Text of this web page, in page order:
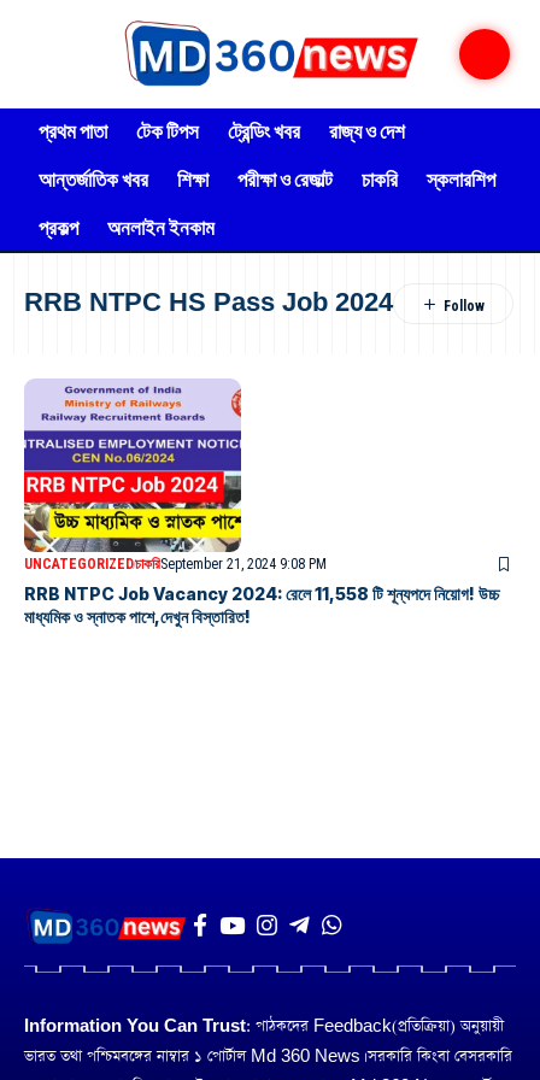
প্রথম পাতা টেক টিপস ট্রেন্ডিং খবর
রাজ্য ও দেশ
আন্তর্জাতিক খবর
শিক্ষা পরীক্ষা ও রেজাল্ট চাকরি
স্কলারশিপ
প্রকল্প
অনলাইন ইনকাম
RRB NTPC HS Pass Job 2024
UNCATEGORIZEDচাকরিSeptember 21, 2024 9:08 PM
RRB NTPC Job Vacancy 2024: রেলে 11,558 টি শূন্যপদে নিয়োগ! উচ্চ
মাধ্যমিক ও স্নাতক পাশে,দেখুন বিস্তারিত!
Information You Can Trust: পাঠকদের Feedback(প্রতিক্রিয়া) অনুয়ায়ী
ভারত তথা পশ্চিমবঙ্গের নাম্বার ১ পোর্টাল Md 360 News। সরকারি কিংবা বেসরকারি